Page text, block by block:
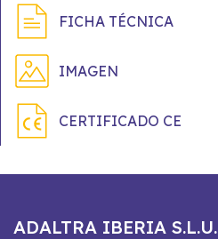
FICHA TÉCNICA
IMAGEN
CERTIFICADO CE
ADALTRA IBERIA S.L.U.